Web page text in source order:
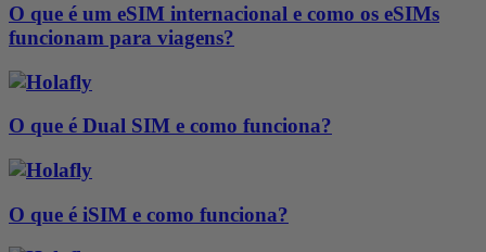
O que é um eSIM internacional e como os eSIMs
funcionam para viagens?
O que é Dual SIM e como funciona?
O que é iSIM e como funciona?